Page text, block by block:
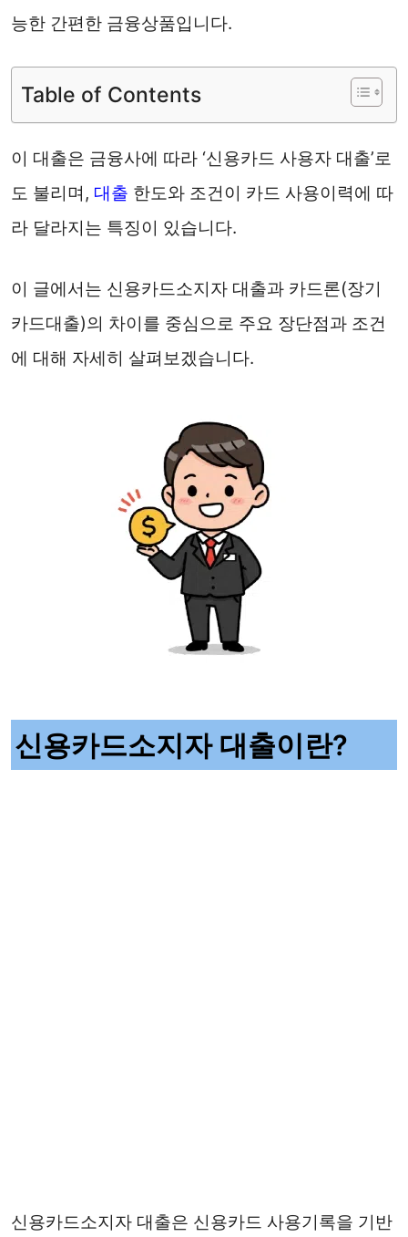
능한 간편한 금융상품입니다.
Table of Contents
이 대출은 금융사에 따라 ‘신용카드 사용자 대출’로
도 불리며, 대출 한도와 조건이 카드 사용이력에 따
라 달라지는 특징이 있습니다.
이 글에서는 신용카드소지자 대출과 카드론(장기
카드대출)의 차이를 중심으로 주요 장단점과 조건
에 대해 자세히 살펴보겠습니다.
신용카드소지자 대출이란?
신용카드소지자 대출은 신용카드 사용기록을 기반